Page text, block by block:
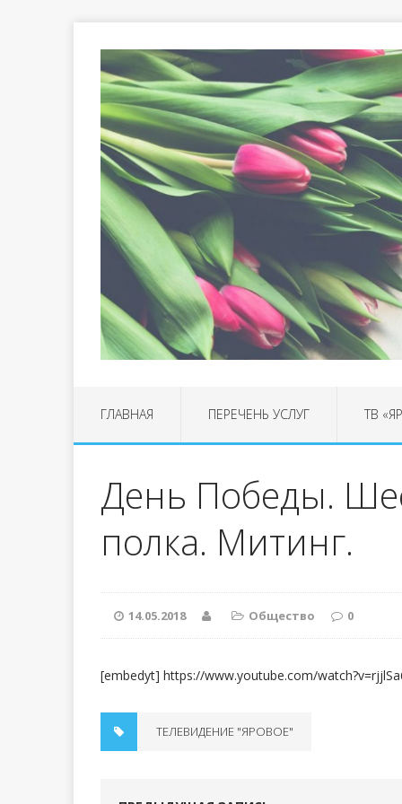
ГЛАВНАЯ ПЕРЕЧЕНЬ УСЛУГ ТВ
День Победы.
полка. Митинг.
14.05.2018 Общество 0
[embedyt] https://www.youtube.com/
ТЕЛЕВИДЕНИЕ "ЯРОВОЕ"